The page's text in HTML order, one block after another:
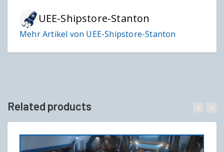
UEE-Shipstore-Stanton
Mehr Artikel von UEE-Shipstore-Stanton
Related products